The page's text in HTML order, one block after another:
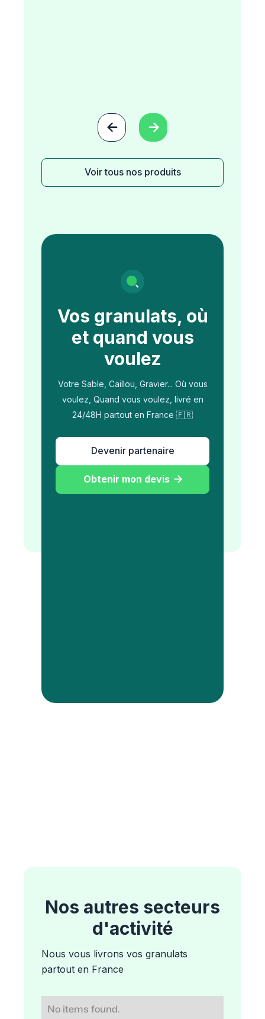
 
Voir tous nos produits
Vos granulats, où
et quand vous
voulez
Votre Sable, Caillou, Gravier... Où vous
voulez, Quand vous voulez, livré en
24/48H partout en France 🇫🇷
Devenir partenaire
Obtenir mon devis 
Nos autres secteurs
d'activité
Nous vous livrons vos granulats
partout en France
No items found.